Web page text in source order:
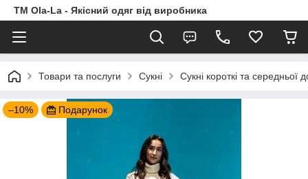
TM Ola-La - Якісний одяг від виробника
Товари та послуги Сукні Сукні короткі та середньої
–10% Подарунок